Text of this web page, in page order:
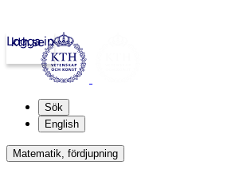
kth.se
Logga in
Sök
English
Matematik, fördjupning